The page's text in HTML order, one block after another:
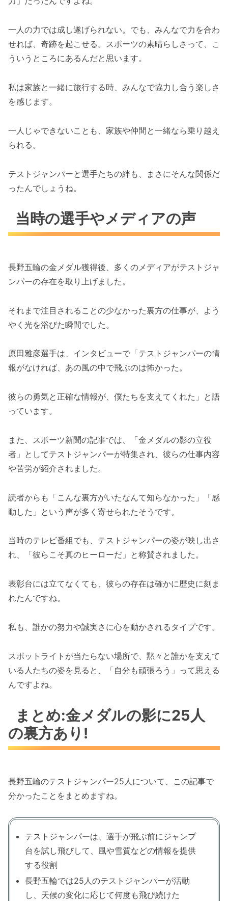
一人の力では成し遂げられない。でも、みんなで力を合わ
せれば、奇跡を起こせる。スポーツの素晴らしさって、こ
ういうところにあるんだと思います。
私は家族と一緒に旅行する時、みんなで協力し合う楽しさ
を感じます。
一人じゃできないことも、家族や仲間と一緒なら乗り越え
られる。
テストジャンパーと選手たちの絆も、まさにそんな関係だ
ったんでしょうね。
当時の選手やメディアの声
長野五輪の金メダル獲得後、多くのメディアがテストジャ
ンパーの存在を取り上げました。
それまで注目されることの少なかった裏方の仕事が、よう
やく光を浴びた瞬間でした。
原田雅彦選手は、インタビューで「テストジャンパーの情
報がなければ、あの風の中で飛ぶのは怖かった。
彼らの勇気と正確な情報が、僕たちを支えてくれた」と語
っています。
また、スポーツ新聞の記事では、「金メダルの影の立役
者」としてテストジャンパーが特集され、彼らの仕事内容
や苦労が紹介されました。
読者からも「こんな裏方がいたなんて知らなかった」「感
動した」という声が多く寄せられたそうです。
当時のテレビ番組でも、テストジャンパーの姿が映し出さ
れ、「彼らこそ真のヒーローだ」と称賛されました。
表彰台には立てなくても、彼らの存在は確かに歴史に刻ま
れたんですね。
私も、誰かの努力や誠実さに心を動かされるタイプです。
スポットライトが当たらない場所で、黙々と誰かを支えて
いる人たちの姿を見ると、「自分も頑張ろう」って思える
んですよね。
まとめ:金メダルの影に25人
の裏方あり!
長野五輪のテストジャンパー25人について、この記事で
分かったことをまとめますね。
テストジャンパーは、選手が飛ぶ前にジャンプ
台を試し飛びして、風や雪質などの情報を提供
する役割
長野五輪では25人のテストジャンパーが活動
し、天候の変化に応じて何度も飛び続けた